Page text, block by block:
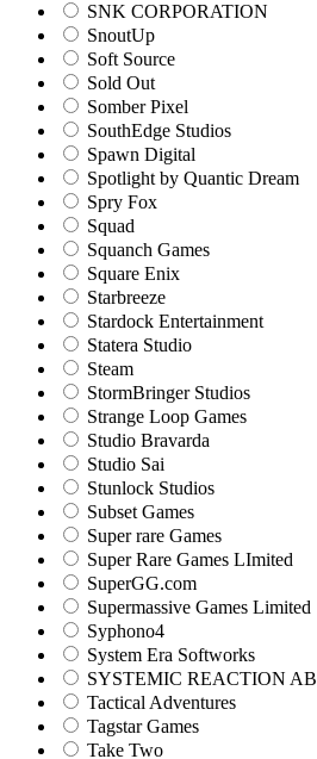
SNK CORPORATION
SnoutUp
Soft Source
Sold Out
Somber Pixel
SouthEdge Studios
Spawn Digital
Spotlight by Quantic Dream
Spry Fox
Squad
Squanch Games
Square Enix
Starbreeze
Stardock Entertainment
Statera Studio
Steam
StormBringer Studios
Strange Loop Games
Studio Bravarda
Studio Sai
Stunlock Studios
Subset Games
Super rare Games
Super Rare Games LImited
SuperGG.com
Supermassive Games Limited
Syphono4
System Era Softworks
SYSTEMIC REACTION AB
Tactical Adventures
Tagstar Games
Take Two